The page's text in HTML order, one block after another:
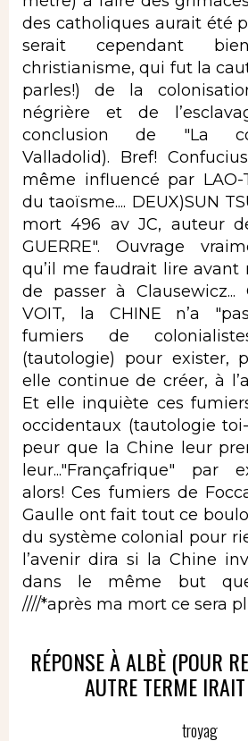
des catholiques aurait été
serait cependant
christianisme, qui fut la
parles!) de la
négrière et de
conclusion de "La
Valladolid). Bref!
même influencé par LAO-
du taoïsme.... DEUX)SUN
mort 496 av JC, auteur
GUERRE". Ouvrage
qu’il me faudrait lire avant
de passer à Clausewicz...
VOIT, la CHINE n’a
fumiers de
(tautologie) pour exister,
elle continue de créer, à
Et elle inquiète ces
occidentaux (tautologie
peur que la Chine leur
leur..."Françafrique" par
alors! Ces fumiers de
Gaulle ont fait tout ce
du système colonial pour
l’avenir dira si la Chine
dans le même but
////*après ma mort ce sera
RÉPONSE À ALBÈ (POUR
AUTRE TERME
troyag